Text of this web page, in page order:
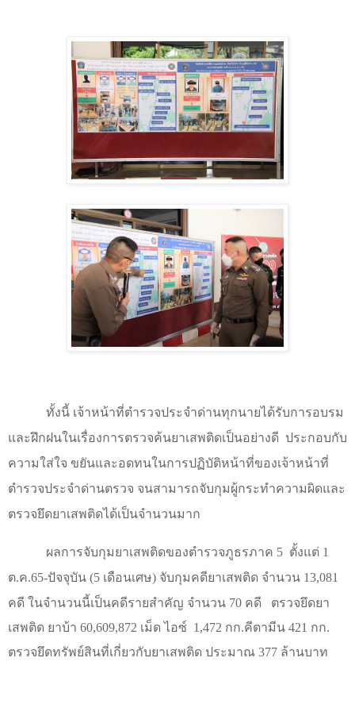
ทั้งนี้ เจ้าหน้าที่ตำรวจประจำด่านทุกนายได้รับการอบรม
และฝึกฝนในเรื่องการตรวจค้นยาเสพติดเป็นอย่างดี ประกอบกับ
ความใส่ใจ ขยันและอดทนในการปฏิบัติหน้าที่ของเจ้าหน้าที่
ตำรวจประจำด่านตรวจ จนสามารถจับกุมผู้กระทำความผิดและ
ตรวจยึดยาเสพติดได้เป็นจำนวนมาก
ผลการจับกุมยาเสพติดของตำรวจภูธรภาค 5 ตั้งแต่ 1
ต.ค.65-ปัจจุบัน (5 เดือนเศษ) จับกุมคดียาเสพติด จำนวน 13,081
คดี ในจำนวนนี้เป็นคดีรายสำคัญ จำนวน 70 คดี ตรวจยึดยา
เสพติด ยาบ้า 60,609,872 เม็ด ไอซ์ 1,472 กก.คีตามีน 421 กก.
ตรวจยึดทรัพย์สินที่เกี่ยวกับยาเสพติด ประมาณ 377 ล้านบาท